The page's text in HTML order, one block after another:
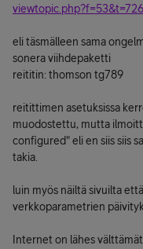
eli täsmälleen sama
sonera viihdepaketti
reititin: thomson tg789
reitittimen asetuksissa
muodostettu, mutta
configured" eli en siis siis
takia.
luin myös näiltä sivuilta
verkkoparametrien
Internet on lähes